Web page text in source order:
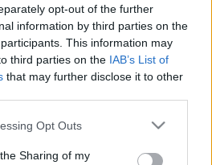
opt-out of the further
information by third parties on the
This information may
third parties on the IAB’s List of
that may further disclose it to other
app uses one or more Google
usage behaviour. You may click to
Opt Outs
Sharing of my
Polák Tücsi, aki
színésznő lenni: nem volt egy
nagyon tehetséges volt,
is. Tulajdonképpen ő
együtt felvételizni a
Kulka János.